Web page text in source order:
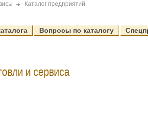
Каталог предприятий
Вопросы по каталогу
и сервиса